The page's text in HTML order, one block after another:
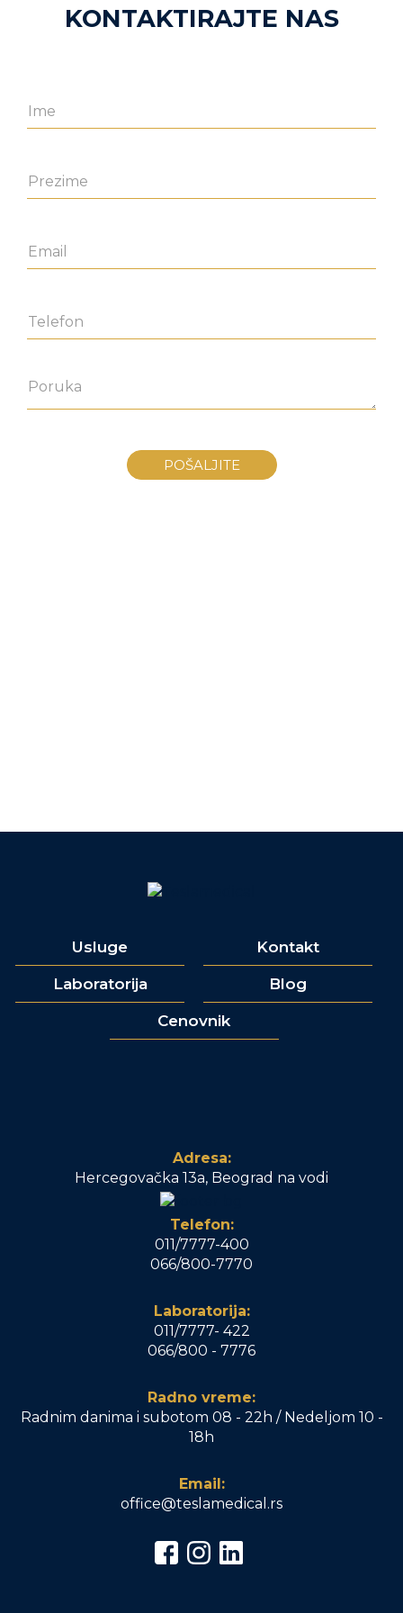
KONTAKTIRAJTE NAS
Usluge Kontakt
Laboratorija Blog
Cenovnik
Adresa:
Hercegovačka 13a, Beograd na vodi
Telefon:
011/7777-400
066/800-7770
Laboratorija:
011/7777- 422
066/800 - 7776
Radno vreme:
Radnim danima i subotom 08 - 22h / Nedeljom 10 -
18h
Email:
office@teslamedical.rs